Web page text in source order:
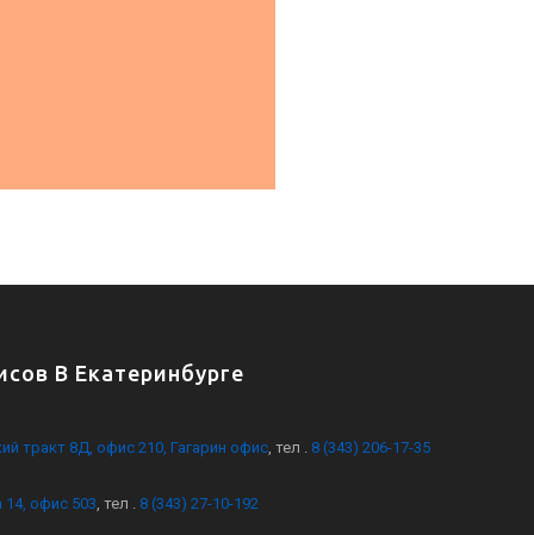
В Екатеринбурге
тракт 8Д, офис 210, Гагарин офис, тел . 8 (343) 206-17-35
14, офис 503, тел . 8 (343) 27-10-192